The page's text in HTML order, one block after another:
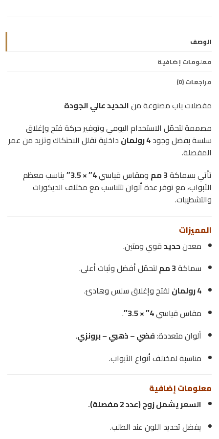
الوصف
معلومات إضافية
مراجعات (0)
مفصلات باب مصنوعة منالحديد عالي الجودة
مصممة لتحمّل الاستخدام اليومي وتوفير حركة فتح وإغلاق
سلسة بفضل وجود4 رولمان
داخلية تقلل الاحتكاك وتزيد من عمر
المفصلة.
تأتي بسماكة3 مم ومقاس قياسي4″ × 3.5″
يناسب معظم
الأبواب، مع توفر عدة ألوان لتتناسب مع مختلف الديكورات
والتشطيبات.
المميزات
معدنحديدقوي ومتين.
سماكة3 مم
لتحمّل أفضل وثبات أعلى.
4 رولمان
لفتح وإغلاق سلس وهادئ.
مقاس قياسي4″ × 3.5″
.
ألوان متعددة:فضي – ذهبي – برونزي.
مناسبة لمختلف أنواع الأبواب.
معلومات إضافية
السعر يشمل زوج (عدد 2 مفصلة).
يفضل تحديد اللون عند الطلب.